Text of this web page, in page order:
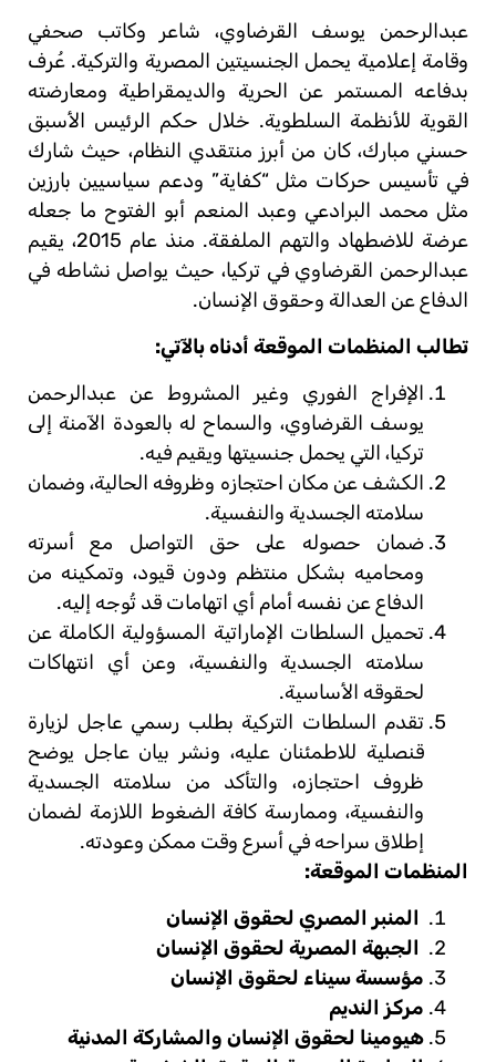
عبدالرحمن يوسف القرضاوي، شاعر وكاتب صحفي
وقامة إعلامية يحمل الجنسيتين المصرية والتركية. عُرف
بدفاعه المستمر عن الحرية والديمقراطية ومعارضته
القوية للأنظمة السلطوية. خلال حكم الرئيس الأسبق
حسني مبارك، كان من أبرز منتقدي النظام، حيث شارك
في تأسيس حركات مثل “كفاية” ودعم سياسيين بارزين
مثل محمد البرادعي وعبد المنعم أبو الفتوح ما جعله
عرضة للاضطهاد والتهم الملفقة. منذ عام 2015، يقيم
عبدالرحمن القرضاوي في تركيا، حيث يواصل نشاطه في
الدفاع عن العدالة وحقوق الإنسان.
تطالب المنظمات الموقعة أدناه بالآتي:
الإفراج الفوري وغير المشروط عن عبدالرحمن
يوسف القرضاوي، والسماح له بالعودة الآمنة إلى
تركيا، التي يحمل جنسيتها ويقيم فيه.
الكشف عن مكان احتجازه وظروفه الحالية، وضمان
سلامته الجسدية والنفسية.
ضمان حصوله على حق التواصل مع أسرته
ومحاميه بشكل منتظم ودون قيود، وتمكينه من
الدفاع عن نفسه أمام أي اتهامات قد تُوجه إليه.
تحميل السلطات الإماراتية المسؤولية الكاملة عن
سلامته الجسدية والنفسية، وعن أي انتهاكات
لحقوقه الأساسية.
تقدم السلطات التركية بطلب رسمي عاجل لزيارة
قنصلية للاطمئنان عليه، ونشر بيان عاجل يوضح
ظروف احتجازه، والتأكد من سلامته الجسدية
والنفسية، وممارسة كافة الضغوط اللازمة لضمان
إطلاق سراحه في أسرع وقت ممكن وعودته.
المنظمات الموقعة:
المنبر المصري لحقوق الإنسان
الجبهة المصرية لحقوق الإنسان
مؤسسة سيناء لحقوق الإنسان
مركز النديم
هيومينا لحقوق الإنسان والمشاركة المدنية